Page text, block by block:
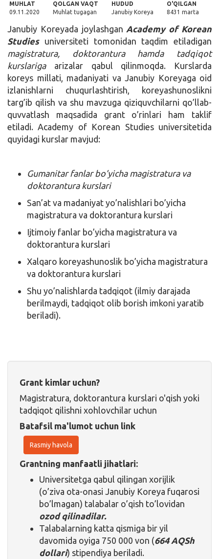
MUHLAT
09.11.2020
QOLGAN VAQT
Muhlat tugagan
HUDUD
Janubiy Koreya
O'QILGAN
8431 marta
Janubiy Koreyada joylashgan Academy of Korean
Studiesuniversiteti tomonidan taqdim etiladigan
magistratura, doktorantura hamda tadqiqot
kurslarigaarizalar qabul qilinmoqda. Kurslarda
koreys millati, madaniyati va Janubiy Koreyaga oid
izlanishlarni chuqurlashtirish, koreyashunoslikni
targ’ib qilish va shu mavzuga qiziquvchilarni qo’llab-
quvvatlash maqsadida grant o’rinlari ham taklif
etiladi. Academy of Korean Studies universitetida
quyidagi kurslar mavjud:
Gumanitar fanlar bo’yicha magistratura va
doktorantura kurslari
San’at va madaniyat yo’nalishlari bo’yicha
magistratura va doktorantura kurslari
Ijtimoiy fanlar bo’yicha magistratura va
doktorantura kurslari
Xalqaro koreyashunoslik bo’yicha magistratura
va doktorantura kurslari
Shu yo’nalishlarda tadqiqot (ilmiy darajada
berilmaydi, tadqiqot olib borish imkoni yaratib
beriladi).
Grant kimlar uchun?
Magistratura, doktorantura kurslari o'qish yoki
tadqiqot qilishni xohlovchilar uchun
Batafsil ma'lumot uchun link
Rasmiy havola
Grantning manfaatli jihatlari:
Universitetga qabul qilingan xorijlik
(o’ziva ota-onasi Janubiy Koreya fuqarosi
bo’lmagan) talabalar o’qish to’lovidan
ozod qilinadilar.
Talabalarning katta qismiga bir yil
davomida oyiga 750 000 von (664 AQSh
dollari) stipendiya beriladi.